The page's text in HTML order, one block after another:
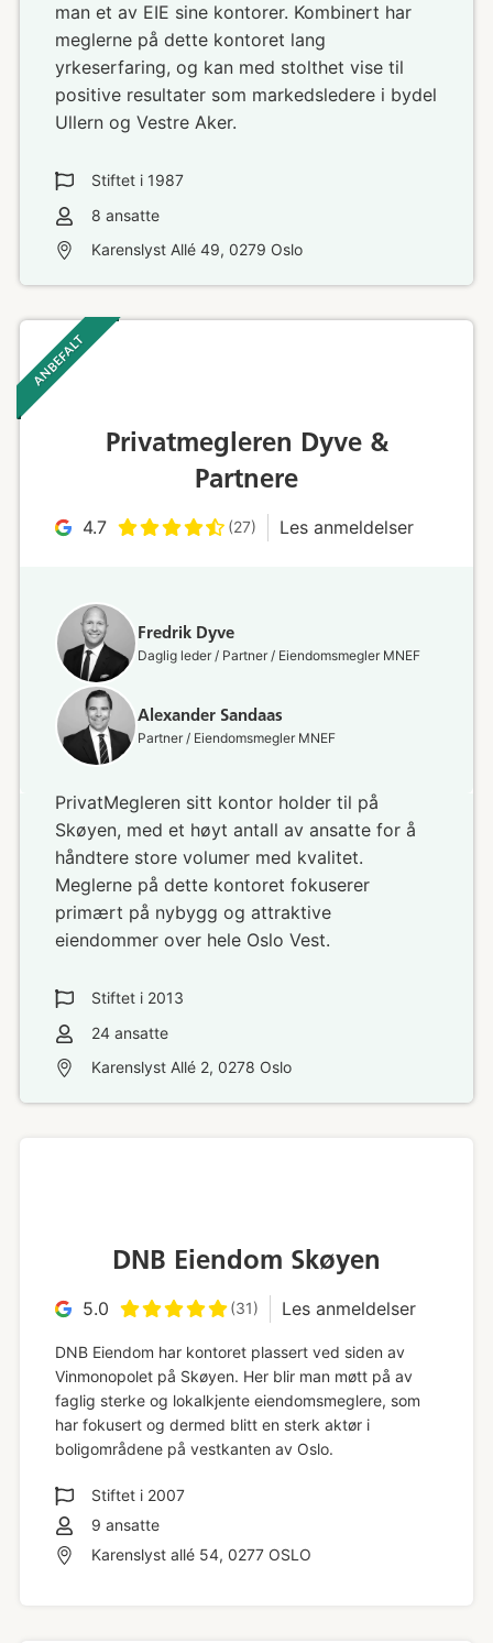
man et av EIE sine kontorer. Kombinert har
meglerne på dette kontoret lang
yrkeserfaring, og kan med stolthet vise til
positive resultater som markedsledere i bydel
Ullern og Vestre Aker.
Stiftet i 1987
8 ansatte
Karenslyst Allé 49, 0279 Oslo
ANBEFALT ‎ ‎ ‎
Privatmegleren Dyve &
Partnere
4.7 (27) Les anmeldelser
Fredrik Dyve
Daglig leder / Partner / Eiendomsmegler MNEF
Alexander Sandaas
Partner / Eiendomsmegler MNEF
PrivatMegleren sitt kontor holder til på
Skøyen, med et høyt antall av ansatte for å
håndtere store volumer med kvalitet.
Meglerne på dette kontoret fokuserer
primært på nybygg og attraktive
eiendommer over hele Oslo Vest.
Stiftet i 2013
24ansatte
Karenslyst Allé 2, 0278 Oslo
DNB Eiendom Skøyen
5.0 (31) Les anmeldelser
DNB Eiendom har kontoret plassert ved siden av
Vinmonopolet på Skøyen. Her blir man møtt på av
faglig sterke og lokalkjente eiendomsmeglere, som
har fokusert og dermed blitt en sterk aktør i
boligområdene på vestkanten av Oslo.
Stiftet i 2007
9 ansatte
Karenslyst allé 54, 0277 OSLO